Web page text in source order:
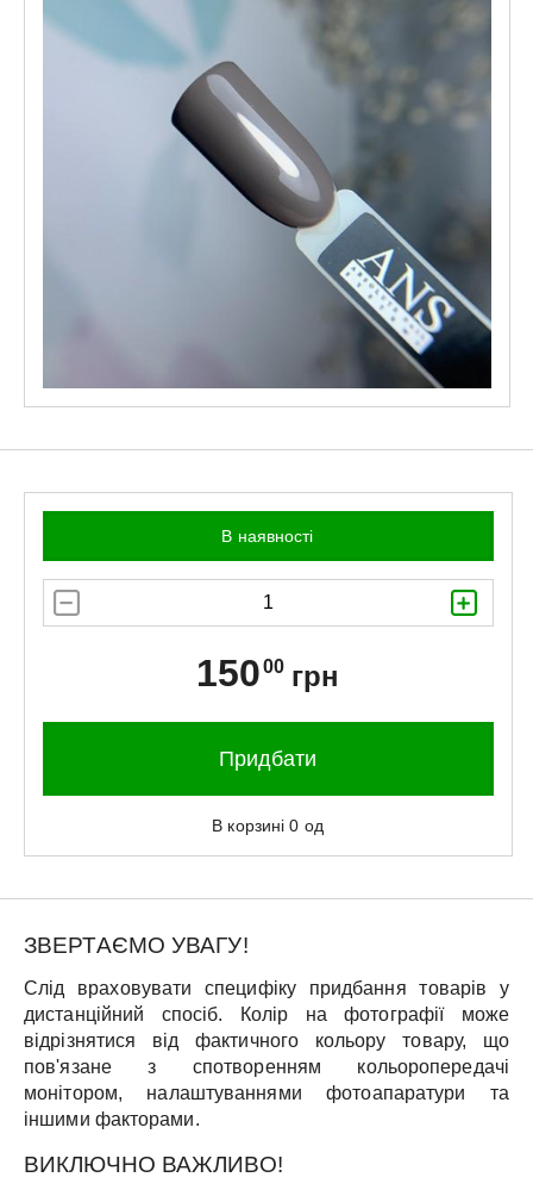
В наявності
15000 грн
Придбати
В корзині0 од
ЗВЕРТАЄМО УВАГУ!
Слід враховувати специфіку придбання товарів у
дистанційний спосіб. Колір на фотографії може
відрізнятися від фактичного кольору товару, що
пов'язане з спотворенням кольоропередачі
монітором, налаштуваннями фотоапаратури та
іншими факторами.
ВИКЛЮЧНО ВАЖЛИВО!